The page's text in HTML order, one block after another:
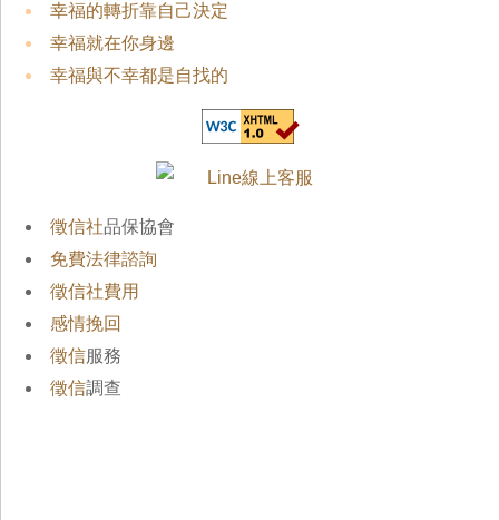
幸福的轉折靠自己決定
幸福就在你身邊
幸福與不幸都是自找的
徵信社品保協會
免費法律諮詢
徵信社費用
感情挽回
徵信服務
徵信調查